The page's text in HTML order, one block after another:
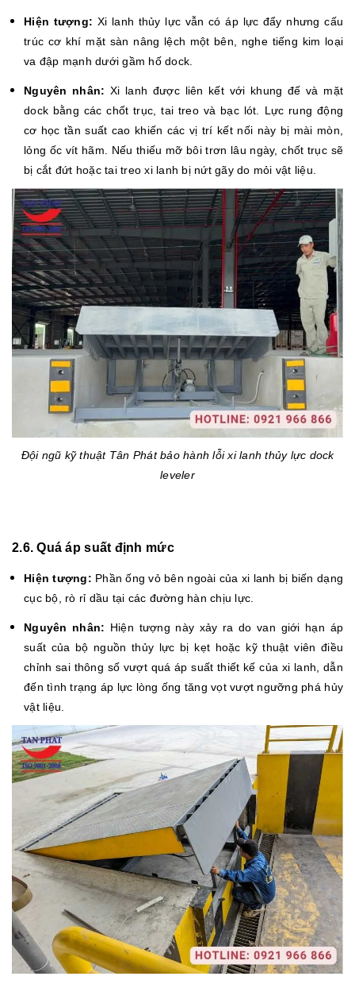
Hiện tượng: Xi lanh thủy lực vẫn có áp lực đẩy nhưng cấu
trúc cơ khí mặt sàn nâng lệch một bên, nghe tiếng kim loại
va đập mạnh dưới gầm hố dock.
Nguyên nhân: Xi lanh được liên kết với khung đế và mặt
dock bằng các chốt trục, tai treo và bạc lót. Lực rung động
cơ học tần suất cao khiến các vị trí kết nối này bị mài mòn,
lỏng ốc vít hãm. Nếu thiếu mỡ bôi trơn lâu ngày, chốt trục sẽ
bị cắt đứt hoặc tai treo xi lanh bị nứt gãy do mỏi vật liệu.
Đội ngũ kỹ thuật Tân Phát bảo hành lỗi xi lanh thủy lực dock
leveler
2.6. Quá áp suất định mức
Hiện tượng: Phần ống vỏ bên ngoài của xi lanh bị biến dạng
cục bộ, rò rỉ dầu tại các đường hàn chịu lực.
Nguyên nhân: Hiện tượng này xảy ra do van giới hạn áp
suất của bộ nguồn thủy lực bị kẹt hoặc kỹ thuật viên điều
chỉnh sai thông số vượt quá áp suất thiết kế của xi lanh, dẫn
đến tình trạng áp lực lòng ống tăng vọt vượt ngưỡng phá hủy
vật liệu.